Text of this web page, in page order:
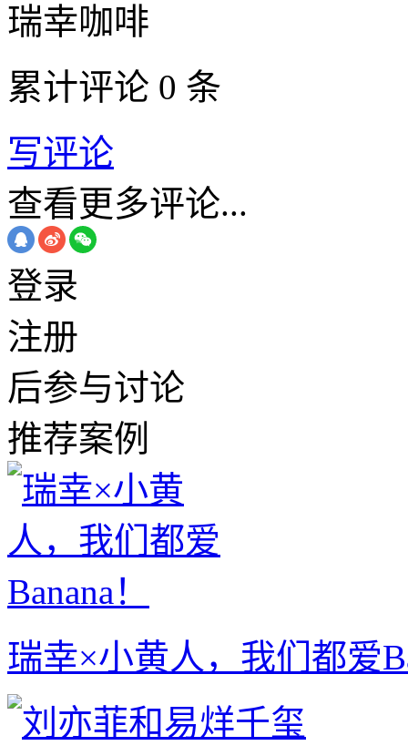
瑞幸咖啡
累计评论 0 条
写评论
查看更多评论...
登录
注册
后参与讨论
推荐案例
瑞幸×小黄人，我们都爱